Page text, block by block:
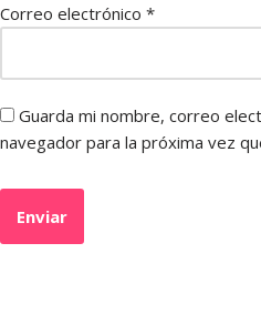
Correo electrónico *
Guarda mi nombre, correo
navegador para la próxima vez